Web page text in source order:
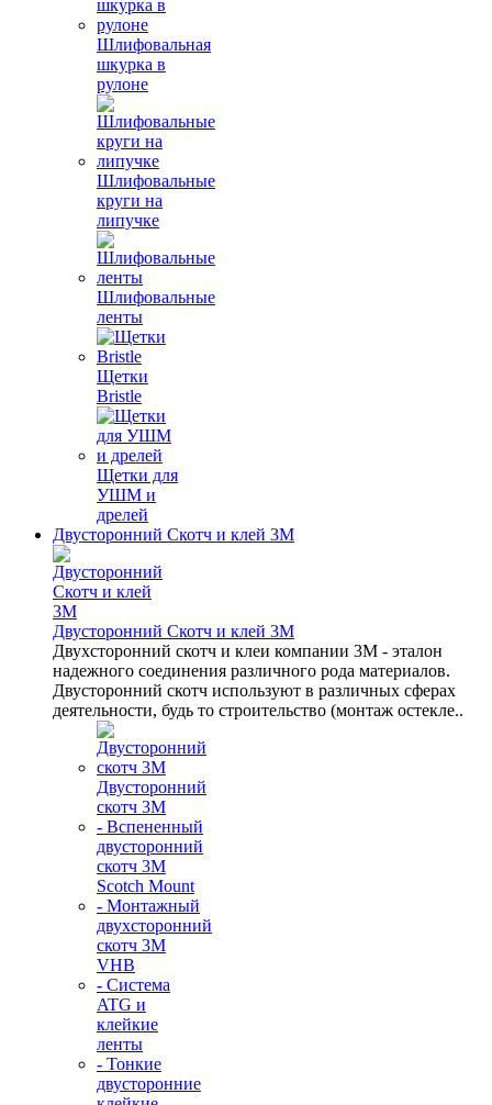
Шлифовальная
шкурка в
рулоне
Шлифовальные
круги на
липучке
Шлифовальные
ленты
Щетки
Bristle
Щетки для
УШМ и
дрелей
Двусторонний Скотч и клей 3М
Двусторонний Скотч и клей 3М
Двухсторонний скотч и клеи компании 3M - эталон
надежного соединения различного рода материалов.
Двусторонний скотч используют в различных сферах
деятельности, будь то строительство (монтаж остекле..
Двусторонний
скотч 3М
- Вспененный
двусторонний
скотч 3M
Scotch Mount
- Монтажный
двухсторонний
скотч 3М
VHB
- Система
ATG и
клейкие
ленты
- Тонкие
двусторонние